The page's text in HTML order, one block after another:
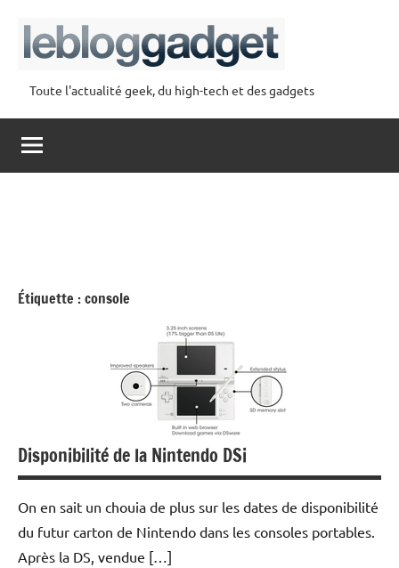
contenu
lebloggadget
Toute l'actualité geek, du high-tech et des gadgets
Étiquette :console
Disponibilité de la Nintendo DSi
On en sait un chouia de plus sur les dates de disponibilité
du futur carton de Nintendo dans les consoles portables.
Après la DS, vendue […]